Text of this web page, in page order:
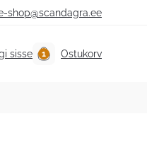
shop@scandagra.ee
sisse Ostukorv